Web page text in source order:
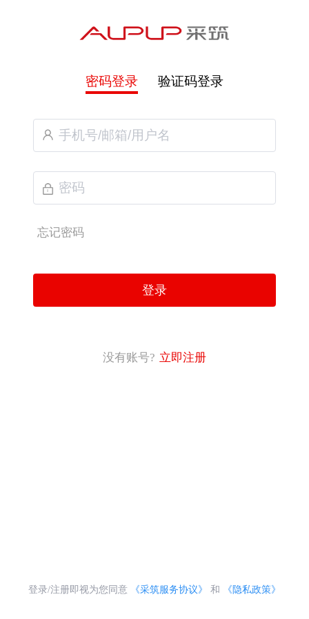
密码登录 验证码登录
忘记密码
登录
没有账号? 立即注册
登录/注册即视为您同意 《采筑服务协议》 和 《隐私政策》